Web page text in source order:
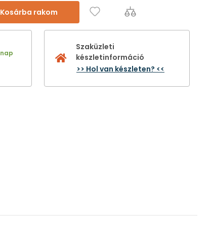
Kosárba rakom
Szaküzleti
készletinformáció
>> Hol van készleten? <<